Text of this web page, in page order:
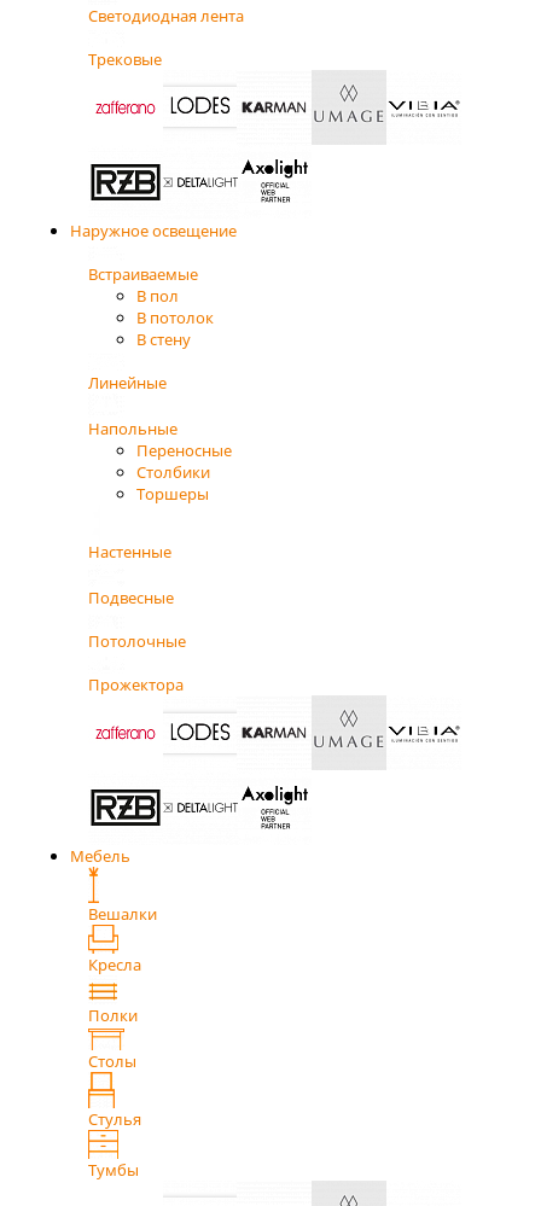
Светодиодная лента
Трековые
Наружное освещение
Встраиваемые
В пол
В потолок
В стену
Линейные
Напольные
Переносные
Столбики
Торшеры
Настенные
Подвесные
Потолочные
Прожектора
Мебель
Вешалки
Кресла
Полки
Столы
Стулья
Тумбы